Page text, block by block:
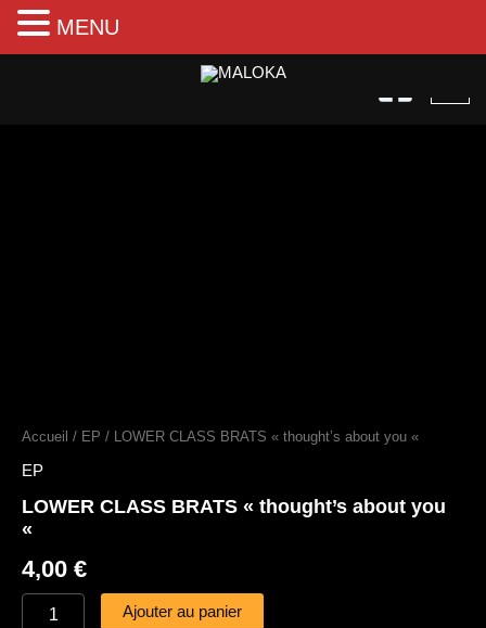
Aller
Accueil / EP / LOWER CLASS BRATS « thought’s about you «
EP
LOWER CLASS BRATS « thought’s about you
«
4,00 €
Ajouter au panier
MENU